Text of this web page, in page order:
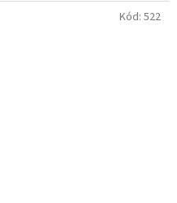
Kód: 522